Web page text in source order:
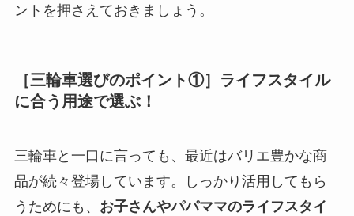
ントを押さえておきましょう。
［三輪車選びのポイント①］ライフスタイル
に合う用途で選ぶ！
三輪車と一口に言っても、最近はバリエ豊かな商
品が続々登場しています。しっかり活用してもら
うためにも、 お子さんやパパママのライフスタイ